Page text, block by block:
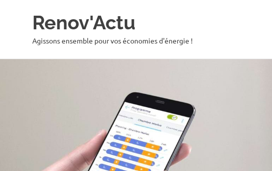
Renov'Actu
Agissons ensemble pour vos économies d'énergie !